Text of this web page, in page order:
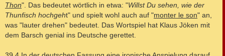
Thon". Das bedeutet wörtlich in etwa: "Willst Du sehen, wie der
Thunfisch hochgeht" und spielt wohl auch auf "monter le son" an,
was "lauter drehen" bedeutet. Das Wortspiel hat Klaus Jöken mit
dem Barsch genial ins Deutsche gerettet.